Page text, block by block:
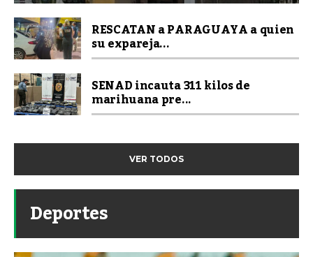
RESCATAN a PARAGUAYA a quien
su expareja...
SENAD incauta 311 kilos de
marihuana pre...
VER TODOS
Deportes